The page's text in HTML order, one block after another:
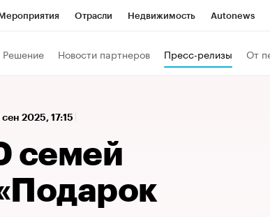
Отрасли Недвижимость Autonews
Экономика
Решение Новости партнеров Пресс-релизы От
сен 2025, 17:15
семей